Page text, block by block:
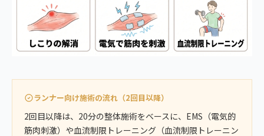
ランナー向け施術の流れ（2回目以降）
2回目以降は、20分の整体施術をベースに、EMS（電気的
筋肉刺激）や血流制限トレーニング（血流制限トレーニン